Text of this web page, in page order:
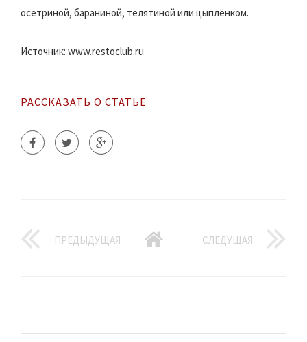
осетриной, бараниной, телятиной или цыплёнком.
Источник: www.restoclub.ru
РАССКАЗАТЬ О СТАТЬЕ
ПРЕДЫДУЩАЯ СЛЕДУЩАЯ